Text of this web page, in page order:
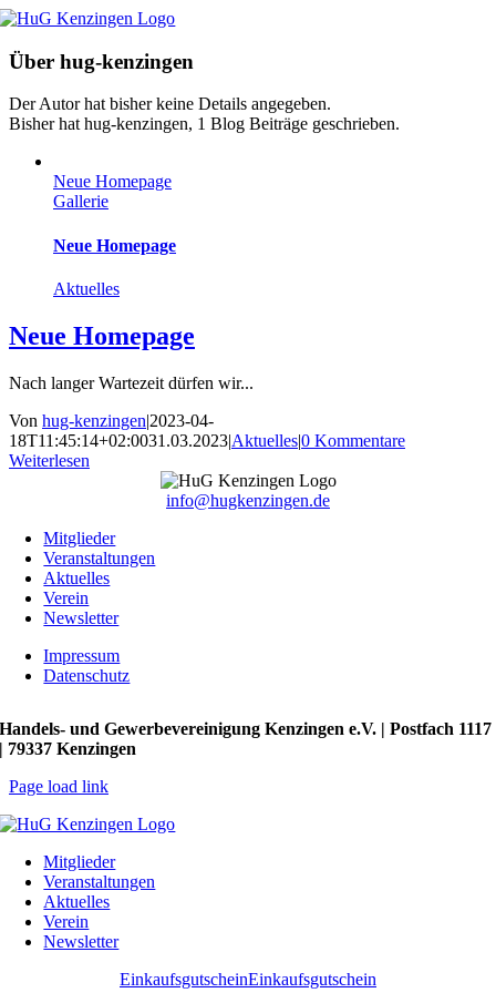
Zum
springen
Über hug-kenzingen
Der Autor hat bisher keine Details angegeben.
Bisher hat hug-kenzingen, 1 Blog Beiträge geschrieben.
Neue Homepage
Gallerie
Neue Homepage
Aktuelles
Neue Homepage
Nach langer Wartezeit dürfen wir...
Von hug-kenzingen|2023-04-
18T11:45:14+02:0031.03.2023|Aktuelles|0 Kommentare
Weiterlesen
info@hugkenzingen.de
Mitglieder
Veranstaltungen
Aktuelles
Verein
Newsletter
Impressum
Datenschutz
Handels- und Gewerbevereinigung Kenzingen e.V. | Postfach 1117
| 79337 Kenzingen
Page load link
Mitglieder
Veranstaltungen
Aktuelles
Verein
Newsletter
EinkaufsgutscheinEinkaufsgutschein